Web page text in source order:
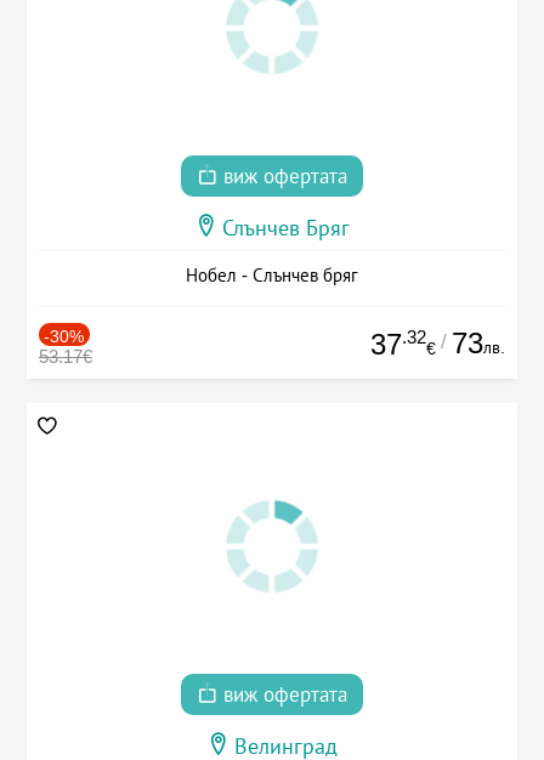
виж офертата
Слънчев Бряг
Нобел - Слънчев бряг
-30%
53.17€ 37.32
€ / 73лв.
виж офертата
Велинград